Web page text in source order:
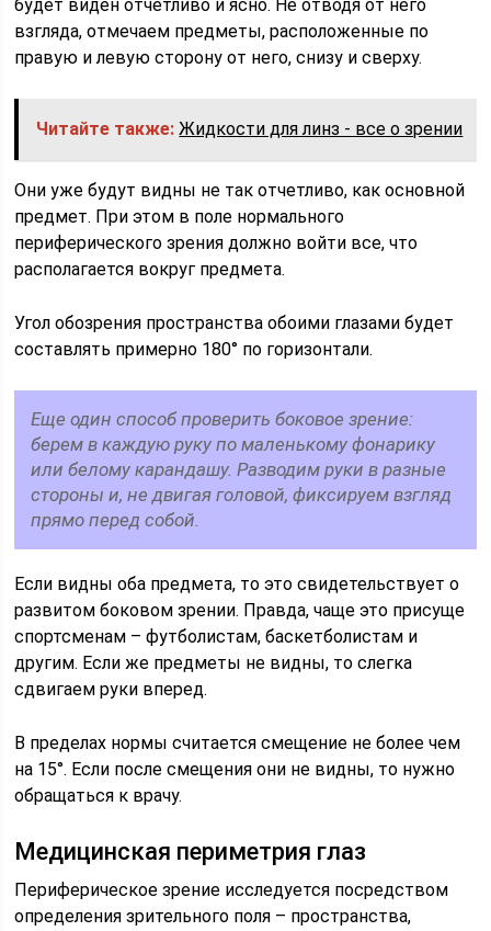
будет виден отчетливо и ясно. Не отводя от него
взгляда, отмечаем предметы, расположенные по
правую и левую сторону от него, снизу и сверху.
Читайте также: Жидкости для линз - все о зрении
Они уже будут видны не так отчетливо, как основной
предмет. При этом в поле нормального
периферического зрения должно войти все, что
располагается вокруг предмета.
Угол обозрения пространства обоими глазами будет
составлять примерно 180° по горизонтали.
Еще один способ проверить боковое зрение:
берем в каждую руку по маленькому фонарику
или белому карандашу. Разводим руки в разные
стороны и, не двигая головой, фиксируем взгляд
прямо перед собой.
Если видны оба предмета, то это свидетельствует о
развитом боковом зрении. Правда, чаще это присуще
спортсменам – футболистам, баскетболистам и
другим. Если же предметы не видны, то слегка
сдвигаем руки вперед.
В пределах нормы считается смещение не более чем
на 15°. Если после смещения они не видны, то нужно
обращаться к врачу.
Медицинская периметрия глаз
Периферическое зрение исследуется посредством
определения зрительного поля – пространства,